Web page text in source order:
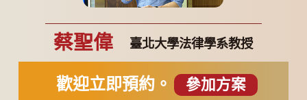
蔡聖偉 臺北大學法律學系教授
歡迎立即預約。 參加方案